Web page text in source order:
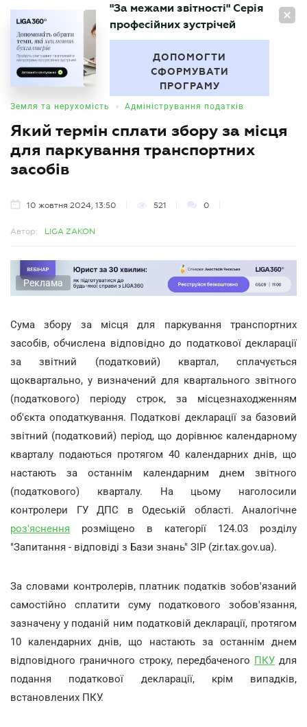
UA
БУХГАЛТЕР
"За межами звітності" Серія
професійних зустрічей
ДОПОМОГТИ
СФОРМУВАТИ
ПРОГРАМУ
Земля та нерухомість • Адміністрування податків
Який термін сплати збору за місця
для паркування транспортних
засобів
10 жовтня 2024, 13:50 521 0
Автор: LIGA ZAKON
Реклама
Сума збору за місця для паркування транспортних
засобів, обчислена відповідно до податкової декларації
за звітний (податковий) квартал, сплачується
щоквартально, у визначений для квартального звітного
(податкового) періоду строк, за місцезнаходженням
об'єкта оподаткування. Податкові декларації за базовий
звітний (податковий) період, що дорівнює календарному
кварталу подаються протягом 40 календарних днів, що
настають за останнім календарним днем звітного
(податкового) кварталу. На цьому наголосили
контролери ГУ ДПС в Одеській області. Аналогічне
роз'яснення розміщено в категорії 124.03 розділу
"Запитання - відповіді з Бази знань" ЗІР (zir.tax.gov.ua).
За словами контролерів, платник податків зобов'язаний
самостійно сплатити суму податкового зобов'язання,
зазначену у поданій ним податковій декларації, протягом
10 календарних днів, що настають за останнім днем
відповідного граничного строку, передбаченого ПКУ для
подання податкової декларації, крім випадків,
встановлених ПКУ.